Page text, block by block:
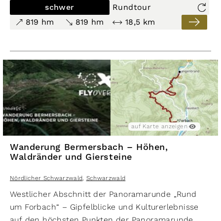
einen herrlichen Blick auf Forbach bietet. Über den
Hexenbrunnen im Kauersbachtal
kehrt der Weg
schließlich zurück nach Forbach.
schwer
Rundtour
819 hm
819 hm 18,5 km
auf Karte anzeigen
Wanderung Bermersbach – Höhen,
Waldränder und Giersteine
Nördlicher Schwarzwald Schwarzwald
Westlicher Abschnitt der Panoramarunde „Rund
um Forbach“ – Gipfelblicke und Kulturerlebnisse